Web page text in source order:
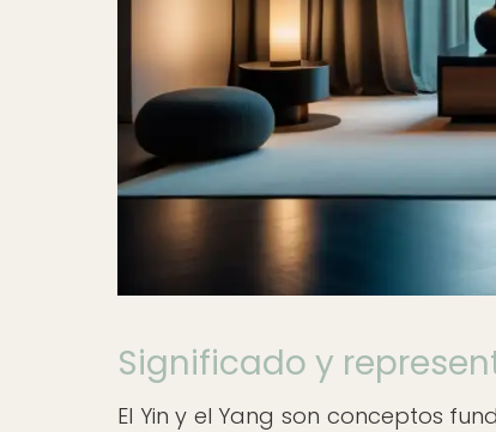
Significado y
El Yin y el Yang son conceptos